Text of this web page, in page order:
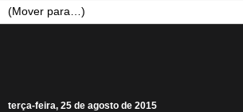
terça-feira, 25 de agosto de 2015